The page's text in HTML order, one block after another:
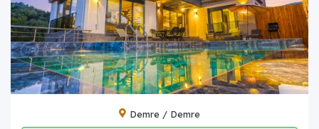
Demre / Demre